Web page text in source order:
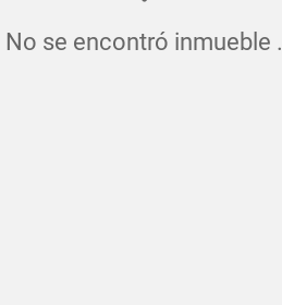
No se encontró inmueble .